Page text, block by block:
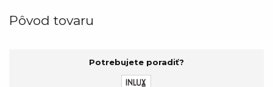
Pôvod tovaru
Potrebujete poradiť?